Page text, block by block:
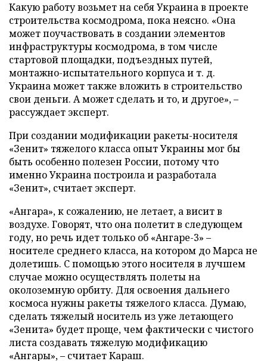
Какую работу возьмет на себя Украина в проекте
строительства космодрома, пока неясно. «Она
может поучаствовать в создании элементов
инфраструктуры космодрома, в том числе
стартовой площадки, подъездных путей,
монтажно-испытательного корпуса и т. д.
Украина может также вложить в строительство
свои деньги. А может сделать и то, и другое», –
рассуждает эксперт.
При создании модификации ракеты-носителя
«Зенит» тяжелого класса опыт Украины мог бы
быть особенно полезен России, потому что
именно Украина построила и разработала
«Зенит», считает эксперт.
«Ангара», к сожалению, не летает, а висит в
воздухе. Говорят, что она полетит в следующем
году, но речь идет только об «Ангаре-3» –
носителе среднего класса, на котором до Марса не
долетишь. С помощью этого носителя в лучшем
случае можно осуществлять полеты на
околоземную орбиту. Для освоения дальнего
космоса нужны ракеты тяжелого класса. Думаю,
сделать тяжелый носитель из уже летающего
«Зенита» будет проще, чем фактически с чистого
листа создавать тяжелую модификацию
«Ангары», – считает Караш.